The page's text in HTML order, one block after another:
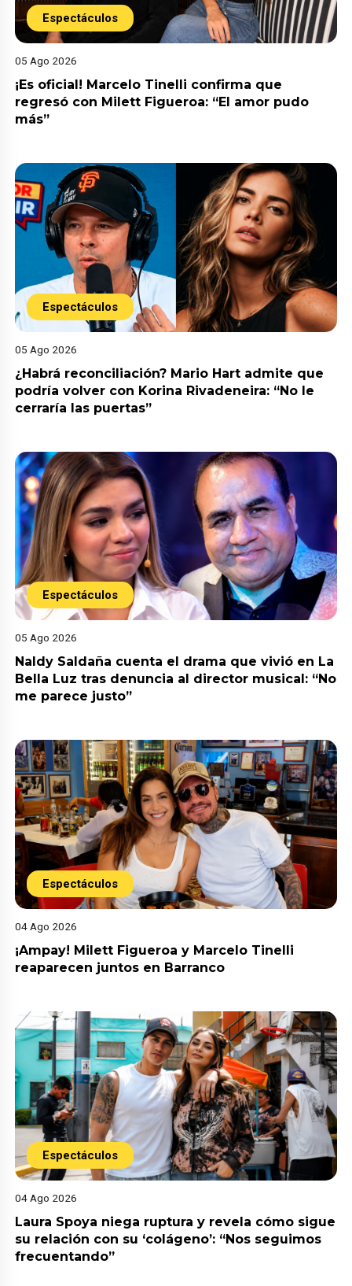
Espectáculos
05 Ago 2026
¡Es oficial! Marcelo Tinelli confirma que
regresó con Milett Figueroa: “El amor pudo
más”
Espectáculos
05 Ago 2026
¿Habrá reconciliación? Mario Hart admite que
podría volver con Korina Rivadeneira: “No le
cerraría las puertas”
Espectáculos
05 Ago 2026
Naldy Saldaña cuenta el drama que vivió en La
Bella Luz tras denuncia al director musical: “No
me parece justo”
Espectáculos
04 Ago 2026
¡Ampay! Milett Figueroa y Marcelo Tinelli
reaparecen juntos en Barranco
Espectáculos
04 Ago 2026
Laura Spoya niega ruptura y revela cómo sigue
su relación con su ‘colágeno’: “Nos seguimos
frecuentando”